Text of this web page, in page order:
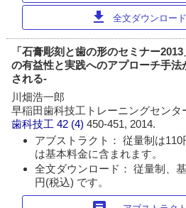
download 全文ダウンロー
「石膏彫刻と歯の形のセミナー
の有益性と実践へのアプローチ手
される-
川畑浩一郎
早稲田歯科技工トレーニングセンタ
歯科技工 42 (4)450-451, 2014.
アブストラクト： 従量制は
は基本料金に含まれます。
全文ダウンロード： 従量制、
円(税込) です。